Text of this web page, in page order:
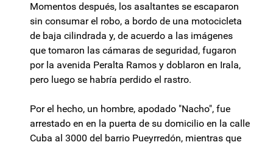
Momentos después, los asaltantes se escaparon
sin consumar el robo, a bordo de una motocicleta
de baja cilindrada y, de acuerdo a las imágenes
que tomaron las cámaras de seguridad, fugaron
por la avenida Peralta Ramos y doblaron en Irala,
pero luego se habría perdido el rastro.
Por el hecho, un hombre, apodado "Nacho", fue
arrestado en en la puerta de su domicilio en la calle
Cuba al 3000 del barrio Pueyrredón, mientras que